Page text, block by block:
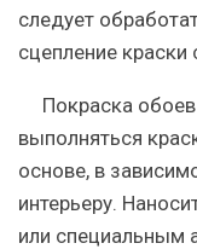
следует
сцепление
Покраска
выполняться
основе, в
интерьеру.
или специальным